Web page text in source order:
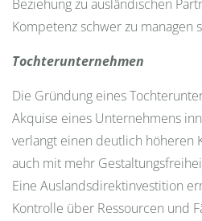
Beziehung zu ausländischen
Kompetenz schwer zu managen
Tochterunternehmen
Die Gründung eines
Akquise eines Unternehmens
verlangt einen deutlich höheren
auch mit mehr
Eine Auslandsdirektinvestition
Kontrolle über Ressourcen und